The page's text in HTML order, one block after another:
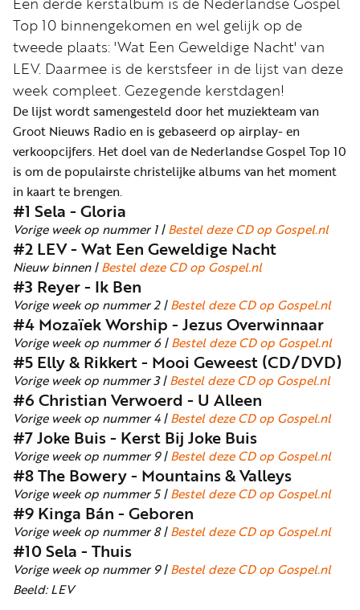
Top 10 binnengekomen en wel gelijk op de
tweede plaats: 'Wat Een Geweldige Nacht' van
LEV. Daarmee is de kerstsfeer in de lijst van deze
week compleet. Gezegende kerstdagen!
De lijst wordt samengesteld door het muziekteam van
Groot Nieuws Radio en is gebaseerd op airplay- en
verkoopcijfers. Het doel van de Nederlandse Gospel Top 10
is om de populairste christelijke albums van het moment
in kaart te brengen.
#1 Sela - Gloria
Vorige week op nummer 1 |Bestel deze CD op Gospel.nl
#2 LEV - Wat Een Geweldige Nacht
Nieuw binnen |Bestel deze CD op Gospel.nl
#3 Reyer - Ik Ben
Vorige week op nummer 2 |Bestel deze CD op Gospel.nl
#4 Mozaïek Worship - Jezus Overwinnaar
Vorige week op nummer 6 |Bestel deze CD op Gospel.nl
#5 Elly & Rikkert - Mooi Geweest (CD/DVD)
Vorige week op nummer 3 |Bestel deze CD op Gospel.nl
#6 Christian Verwoerd - U Alleen
Vorige week op nummer 4 |Bestel deze CD op Gospel.nl
#7 Joke Buis - Kerst Bij Joke Buis
Vorige week op nummer 9 |Bestel deze CD op Gospel.nl
#8 The Bowery - Mountains & Valleys
Vorige week op nummer 5 |Bestel deze CD op Gospel.nl
#9 Kinga Bán - Geboren
Vorige week op nummer 8 |Bestel deze CD op Gospel.nl
#10 Sela - Thuis
Vorige week op nummer 9 |Bestel deze CD op Gospel.nl
Beeld: LEV
nu
vriend
Businessclub
Adverteren
Winkel
Privacy
reglement
Algemene
voorwaarden